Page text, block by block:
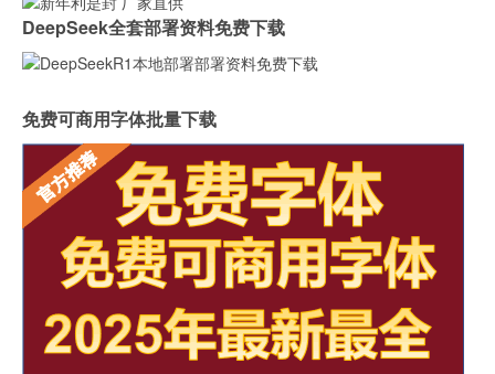
DeepSeek全套部署资料免费下载
免费可商用字体批量下载